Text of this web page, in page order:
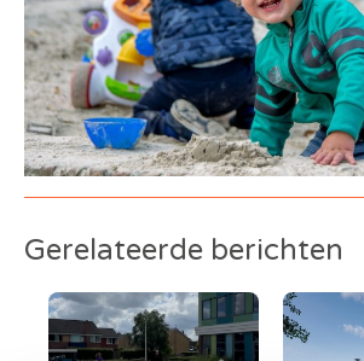
Gerelateerde berichten